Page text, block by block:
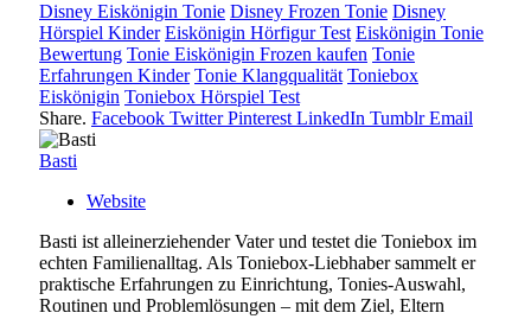
Disney Eiskönigin Tonie Disney Frozen Tonie Disney
Hörspiel Kinder Eiskönigin Hörfigur Test Eiskönigin Tonie
Bewertung Tonie Eiskönigin Frozen kaufen Tonie
Erfahrungen Kinder Tonie Klangqualität Toniebox
Eiskönigin Toniebox Hörspiel Test
Share. Facebook Twitter Pinterest LinkedIn Tumblr Email
Basti
Website
Basti ist alleinerziehender Vater und testet die Toniebox im
echten Familienalltag. Als Toniebox-Liebhaber sammelt er
praktische Erfahrungen zu Einrichtung, Tonies-Auswahl,
Routinen und Problemlösungen – mit dem Ziel, Eltern